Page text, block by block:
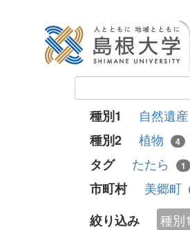
種別1 自然遺産
種別2 植物 4
タグ たたら 1
市町村
美郷町
絞り込み 種別1